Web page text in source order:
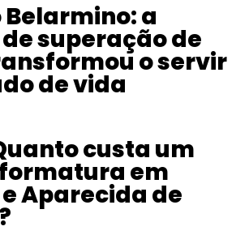
a
superação de
o servir
de vida
custa um
em
Aparecida de